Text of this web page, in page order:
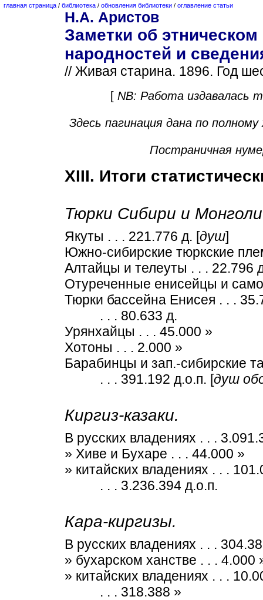
главная страница / библиотека / обновления библиотеки / оглавление статьи
Н.А. Аристов
Заметки об
народностей и
// Живая старина. 1896. Год
[ NB: Работа издавалась
Здесь пагинация дана по
Постраничная
ХIII. Итоги
Тюрки Сибири и
Якуты . . . 221.776 д. [душ]
Южно-сибирские тюркские
Алтайцы и телеуты . . . 22.796
Отуреченные енисейцы и
Тюрки бассейна Енисея . . .
. . . 80.633 д.
Урянхайцы . . . 45.000 »
Хотоны . . . 2.000 »
Барабинцы и зап.-сибирские
. . . 391.192 д.о.п. [душ
Киргиз-казаки.
В русских владениях . . .
» Хиве и Бухаре . . . 44.000 »
» китайских владениях . . .
. . . 3.236.394 д.о.п.
Кара-киргизы.
В русских владениях . . .
» бухарском ханстве . . . 4.000
» китайских владениях . . .
. . . 318.388 »